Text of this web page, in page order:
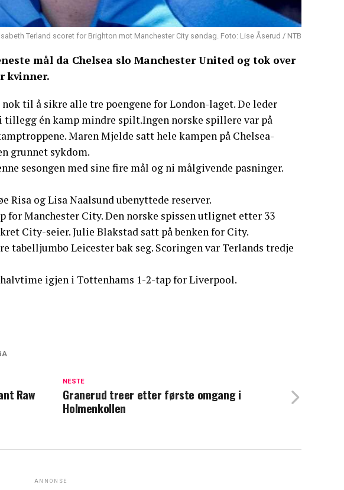
Terland scoret for Brighton mot Manchester City søndag. Foto: Lise Åserud / NTB
mål da Chelsea slo Manchester United og tok over
kvinner.
til å sikre alle tre poengene for London-laget. De leder
én kamp mindre spilt.Ingen norske spillere var på
Maren Mjelde satt hele kampen på Chelsea-
grunnet sykdom.
sesongen med sine fire mål og ni målgivende pasninger.
og Lisa Naalsund ubenyttede reserver.
for Manchester City. Den norske spissen utlignet etter 33
City-seier. Julie Blakstad satt på benken for City.
tabelljumbo Leicester bak seg. Scoringen var Terlands tredje
igjen i Tottenhams 1-2-tap for Liverpool.
NESTE
Granerud treer etter første omgang i
Holmenkollen
Raw
ANNONSE